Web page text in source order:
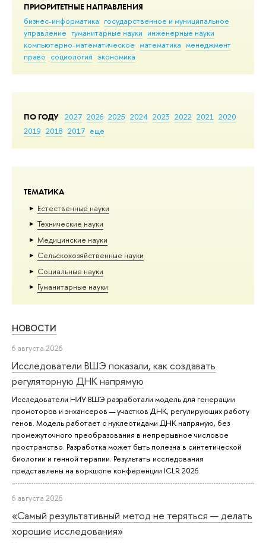
ПРИОРИТЕТНЫЕ НАПРАВЛЕНИЯ
бизнес-информатика государственное и муниципальное
управление гуманитарные науки инженерные науки
компьютерно-математическое математика менеджмент
право социология экономика
ПО ГОДУ 2027 2026 2025 2024 2023 2022 2021 2020
2019 2018 2017 еще
ТЕМАТИКА
Естественные науки
Тех­ничес­кие науки
Медицинские науки
Сельскохозяйственные науки
Социальные науки
Гуманитарные науки
НОВОСТИ
6 августа 2026
Исследователи ВШЭ показали, как создавать
регуляторную ДНК напрямую
Исследователи НИУ ВШЭ разработали модель для генерации
промоторов и энхансеров — участков ДНК, регулирующих работу
генов. Модель работает с нуклеотидами ДНК напрямую, без
промежуточного преобразования в непрерывное числовое
пространство. Разработка может быть полезна в синтетической
биологии и генной терапии. Результаты исследования
представлены на воркшопе конференции ICLR 2026.
6 августа 2026
«Самый результативный метод не теряться — делать
хорошие исследования»